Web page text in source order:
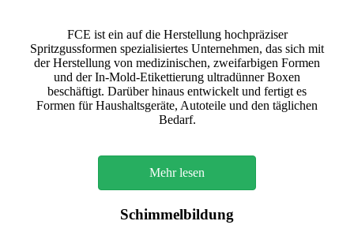
FCE ist ein auf die Herstellung hochpräziser
Spritzgussformen spezialisiertes Unternehmen, das sich mit
der Herstellung von medizinischen, zweifarbigen Formen
und der In-Mold-Etikettierung ultradünner Boxen
beschäftigt. Darüber hinaus entwickelt und fertigt es
Formen für Haushaltsgeräte, Autoteile und den täglichen
Bedarf.
Mehr lesen
Schimmelbildung